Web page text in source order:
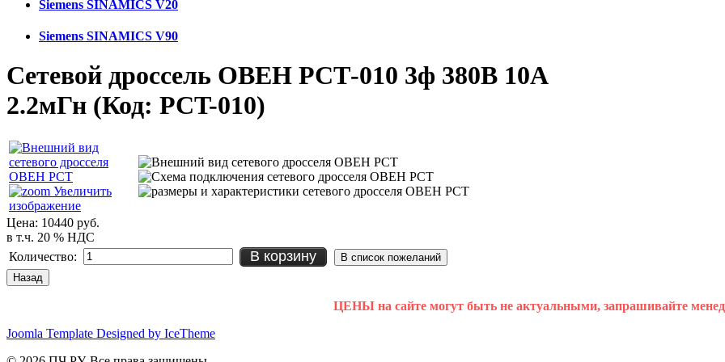
Siemens SINAMICS V20
Siemens SINAMICS V90
Сетевой дроссель ОВЕН РСТ-010 3ф 380В 10А
2.2мГн (Код: PCT-010)
Увеличить
изображение
Цена: 10440 руб.
в т.ч. 20 % НДС
Количество:
В корзину
ЦЕНЫ на сайте могут быть не актуальными, запрашивайте
Joomla Template Designed by IceTheme